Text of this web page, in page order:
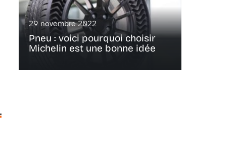
29 novembre 2022
Pneu : voici pourquoi choisir
Michelin est une bonne idée